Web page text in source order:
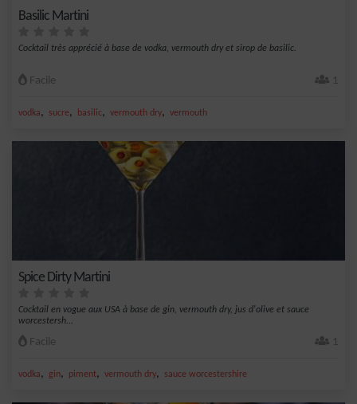
Basilic Martini
Cocktail très apprécié à base de vodka, vermouth dry et sirop de basilic.
Facile 1
vodka, sucre, basilic, vermouth dry, vermouth
Spice Dirty Martini
Cocktail en vogue aux USA à base de gin, vermouth dry, jus d'olive et sauce
worcestersh...
Facile 1
vodka, gin, piment, vermouth dry, sauce worcestershire